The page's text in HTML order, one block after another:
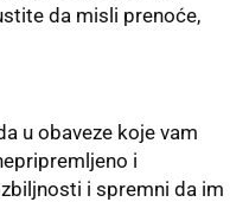
da misli prenoće,
u obaveze koje vam
i
i spremni da im